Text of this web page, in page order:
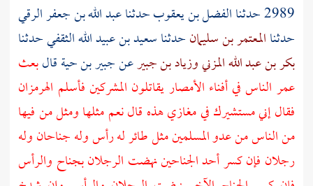
2989 حدثنا الفضل بن يعقوبحدثناعبد الله بن جعفر الرقي
حدثناالمعتمر بن سليمانحدثناسعيد بن عبيد الله الثقفيحدثنا
بكر بن عبد الله المزنيوزياد بن جبيرعنجبير بن حيةقالبعث
عمر الناس في أفناء الأمصار يقاتلون المشركين فأسلم الهرمزان
فقال إني مستشيرك في مغازي هذه قال نعم مثلها ومثل من فيها
من الناس من عدو المسلمين مثل طائر له رأس وله جناحان وله
رجلان فإن كسر أحد الجناحين نهضت الرجلان بجناح والرأس